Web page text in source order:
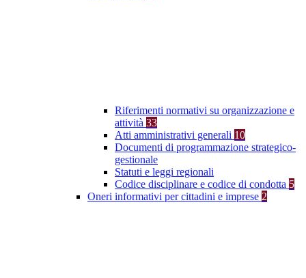
Riferimenti normativi su organizzazione e
attività 33
Atti amministrativi generali 10
Documenti di programmazione strategico-
gestionale
Statuti e leggi regionali
Codice disciplinare e codice di condotta 5
Oneri informativi per cittadini e imprese 2